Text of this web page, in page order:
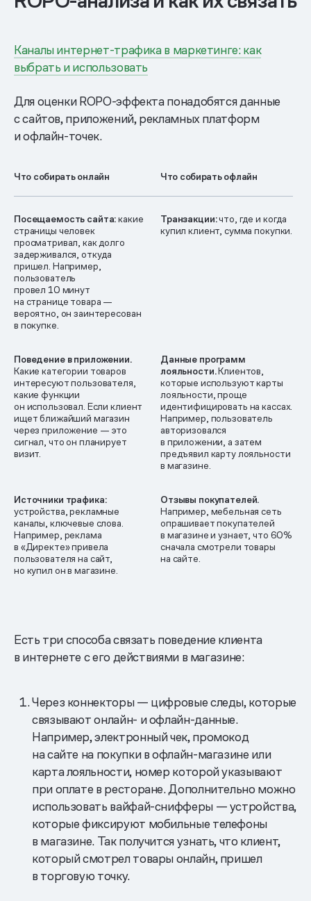
Каналы интернет-трафика в маркетинге: как
выбрать и использовать
Для оценки ROPO-эффекта понадобятся данные
с сайтов, приложений, рекламных платформ
и офлайн-точек.
Что собирать онлайн Что собирать офлайн
Посещаемость сайта:какие
страницы человек
просматривал, как долго
задерживался, откуда
пришел. Например,
пользователь
провел 10 минут
на странице товара —
вероятно, он заинтересован
в покупке.
Транзакции:что, где и когда
купил клиент, сумма покупки.
Поведение в приложении.
Какие категории товаров
интересуют пользователя,
какие функции
он использовал. Если клиент
ищет ближайший магазин
через приложение — это
сигнал, что он планирует
визит.
Данные программ
лояльности.Клиентов,
которые используют карты
лояльности, проще
идентифицировать на кассах.
Например, пользователь
авторизовался
в приложении, а затем
предъявил карту лояльности
в магазине.
Источники трафика:
устройства, рекламные
каналы, ключевые слова.
Например, реклама
в «Директе» привела
пользователя на сайт,
но купил он в магазине.
Отзывы покупателей.
Например, мебельная сеть
опрашивает покупателей
в магазине и узнает, что 60%
сначала смотрели товары
на сайте.
Есть три способа связать поведение клиента
в интернете с его действиями в магазине:
Через коннекторы — цифровые следы, которые
связывают онлайн- и офлайн-данные.
Например, электронный чек, промокод
на сайте на покупки в офлайн-магазине или
карта лояльности, номер которой указывают
при оплате в ресторане. Дополнительно можно
использовать вайфай-снифферы — устройства,
которые фиксируют мобильные телефоны
в магазине. Так получится узнать, что клиент,
который смотрел товары онлайн, пришел
в торговую точку.